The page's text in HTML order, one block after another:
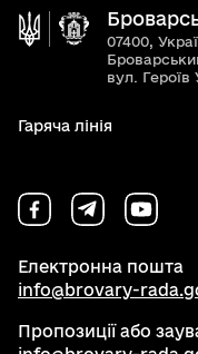
07400,
вул. Героїв
Гаряча лінія
Електронна пошта
info@brovary-
Пропозиції або